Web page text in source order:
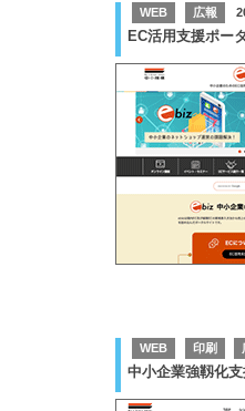
WEB 広報
EC活用支援ポー
WEB 印刷